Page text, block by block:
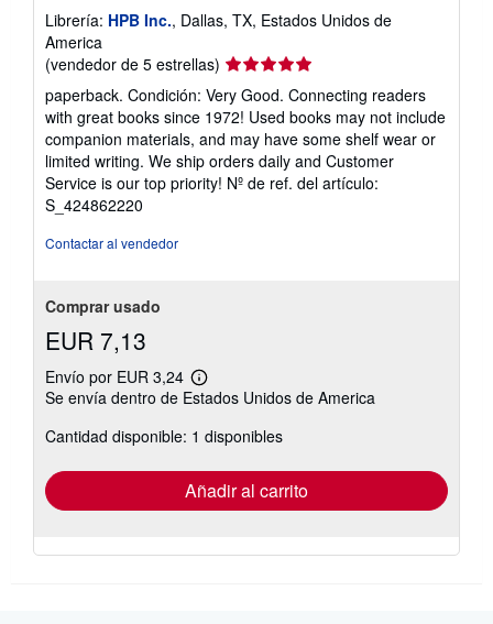
v
Librería: HPB Inc., Dallas, TX, Estados Unidos de
America
(vendedor de 5 estrellas) Calificación
del
vendedor:
5
de
5
estrellas
paperback. Condición: Very Good. Connecting readers
with great books since 1972! Used books may not include
companion materials, and may have some shelf wear or
limited writing. We ship orders daily and Customer
Service is our top priority! Nº de ref. del artículo:
S_424862220
Contactar al vendedor
Comprar usado
EUR 7,13
Envío por EUR 3,24
Más
información
las
tarifas
envío
Se envía dentro de Estados Unidos de America
Cantidad disponible: 1 disponibles
Añadir al carrito